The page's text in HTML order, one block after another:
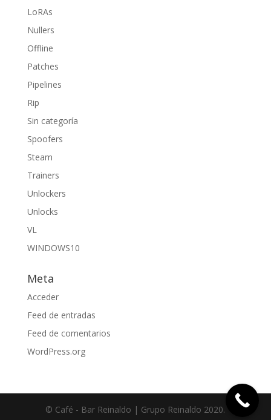
LoRAs
Nullers
Offline
Patches
Pipelines
Rip
Sin categoría
Spoofers
Steam
Trainers
Unlockers
Unlocks
VL
WINDOWS10
Meta
Acceder
Feed de entradas
Feed de comentarios
WordPress.org
© Café - Bar Reinaldo | Grupo Reinaldo 2020.